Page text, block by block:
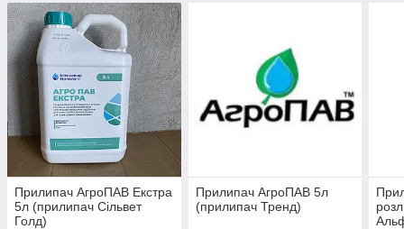
Прилипач АгроПАВ Екстра
5л (прилипач Сільвет
Голд)
Прилипач АгроПАВ 5л
(прилипач Тренд)